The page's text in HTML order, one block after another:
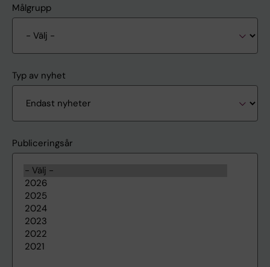
Målgrupp
Typ av nyhet
Publiceringsår